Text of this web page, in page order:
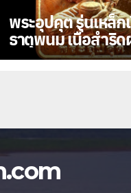
พระอุปคุต รุ่นเหล็ก
ธาตุพนม เนื้อสำริดผสม
เหล็กเปียก ปี 2564